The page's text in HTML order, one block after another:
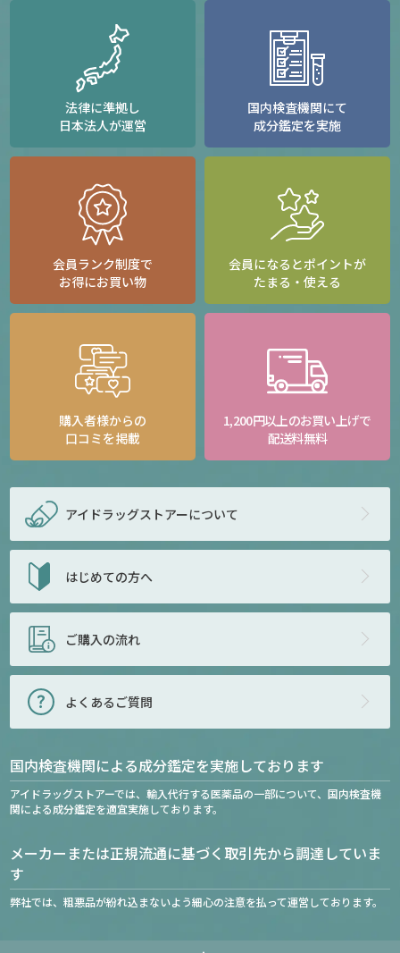
法律に準拠し
日本法人が運営
国内検査機関にて
成分鑑定を実施
会員ランク制度で
お得にお買い物
会員になるとポイントが
たまる・使える
購入者様からの
口コミを掲載
1,200円以上のお買い上げで
配送料無料
アイドラッグストアーについて
はじめての方へ
ご購入の流れ
よくあるご質問
国内検査機関による成分鑑定を実施しております
アイドラッグストアーでは、輸入代行する医薬品の一部について、国内検査機
関による成分鑑定を適宜実施しております。
メーカーまたは正規流通に基づく取引先から調達していま
す
弊社では、粗悪品が紛れ込まないよう細心の注意を払って運営しております。